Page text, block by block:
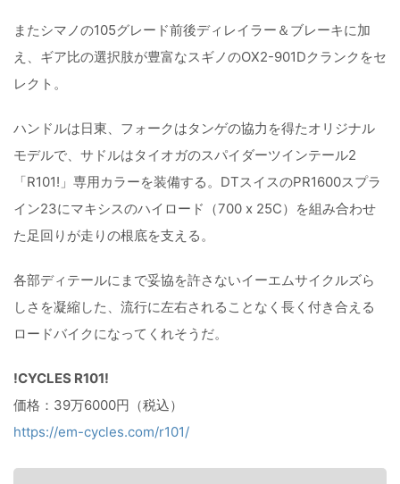
またシマノの105グレード前後ディレイラー＆ブレーキに加
え、ギア比の選択肢が豊富なスギノのOX2-901Dクランクをセ
レクト。
ハンドルは日東、フォークはタンゲの協力を得たオリジナル
モデルで、サドルはタイオガのスパイダーツインテール2
「R101!」専用カラーを装備する。DTスイスのPR1600スプラ
イン23にマキシスのハイロード（700 x 25C）を組み合わせ
た足回りが走りの根底を支える。
各部ディテールにまで妥協を許さないイーエムサイクルズら
しさを凝縮した、流行に左右されることなく長く付き合える
ロードバイクになってくれそうだ。
!CYCLES R101!
価格：39万6000円（税込）
https://em-cycles.com/r101/